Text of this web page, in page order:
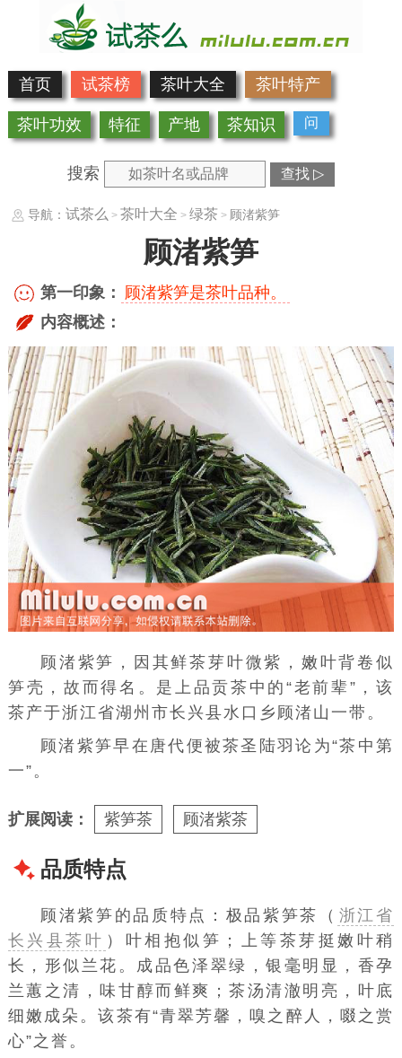
首页 试茶榜 茶叶大全 茶叶特产
茶叶功效 特征 产地 茶知识 问
搜索 查找 ▷
导航： 试茶么 > 茶叶大全 > 绿茶 > 顾渚紫笋
顾渚紫笋
第一印象： 顾渚紫笋是茶叶品种。
内容概述：
顾渚紫笋，因其鲜茶芽 叶微紫，嫩叶背卷似
笋壳 ，故而得名。是上品贡茶 中的“老前辈”，该
茶产于浙江省湖州市长兴县水口乡 顾渚山 一带。
顾渚紫笋早在唐代便被茶圣 陆羽论为“茶中第
一”。
扩展阅读： 紫笋茶 顾渚紫茶
品质特点
顾渚紫笋的品质特点：极品紫笋茶（ 浙江省
长兴县茶叶 ）叶相抱似笋；上等 茶芽 挺嫩叶稍
长，形似 兰花 。成品色泽翠绿，银毫明显，香孕
兰蕙之清，味甘醇而鲜爽；茶汤清澈明亮，叶底
细嫩成朵。该茶有“青翠芳馨，嗅之醉人，啜之赏
心”之誉。